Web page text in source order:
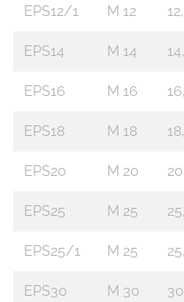
EPS12/1 M 12
EPS14 M 14
EPS16 M 16
EPS18 M 18
EPS20 M 20
EPS25 M 25
EPS25/1 M 25
EPS30 M 30